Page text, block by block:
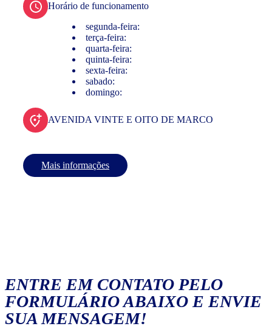
Horário de funcionamento
segunda-feira:
terça-feira:
quarta-feira:
quinta-feira:
sexta-feira:
sabado:
domingo:
AVENIDA VINTE E OITO DE MARCO
Mais informações
ENTRE EM CONTATO PELO
FORMULÁRIO ABAIXO E ENVIE
SUA MENSAGEM!